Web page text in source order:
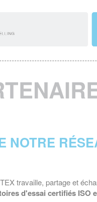
NOTRE
travaille, partage et
d'essai certifiés ISO